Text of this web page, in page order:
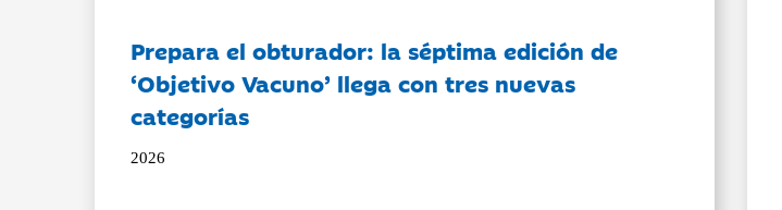
Prepara el obturador: la séptima edición de
‘Objetivo Vacuno’ llega con tres nuevas
categorías
2026